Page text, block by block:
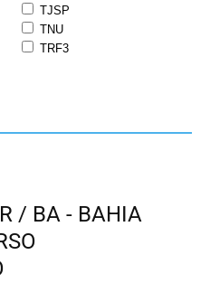
TJSP
TNU
TRF3
/ BA - BAHIA